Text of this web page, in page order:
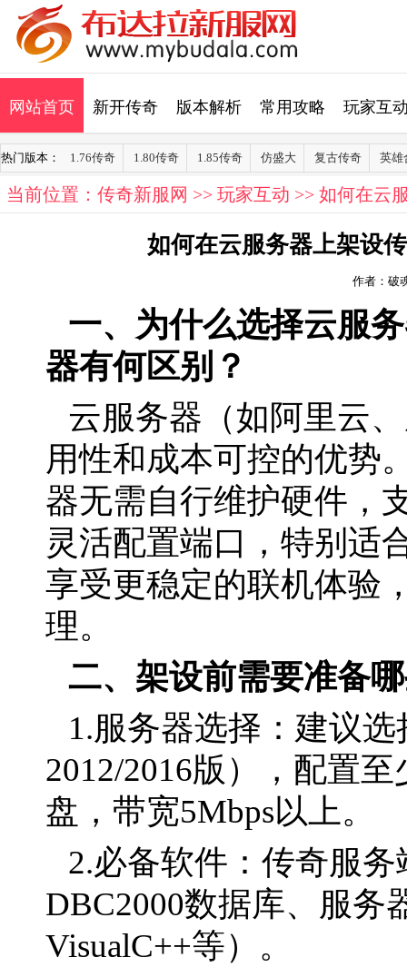
网站首页 新开传奇 版本解析 常用攻略 玩家互
热门版本： 1.76传奇 1.80传奇 1.85传奇 仿盛大 复古传奇 英雄
当前位置： 传奇新服网 >> 玩家互动 >> 如何在云
如何在云服务器上架设
作者：破
一、为什么选择云服
器有何区别？
云服务器（如阿里云
用性和成本可控的优势
器无需自行维护硬件，
灵活配置端口，特别适
享受更稳定的联机体验
理。
二、架设前需要准备
1.服务器选择：建议选
2012/2016版），配置
盘，带宽5Mbps以上。
2.必备软件：传奇服
DBC2000数据库、服务
VisualC++等）。